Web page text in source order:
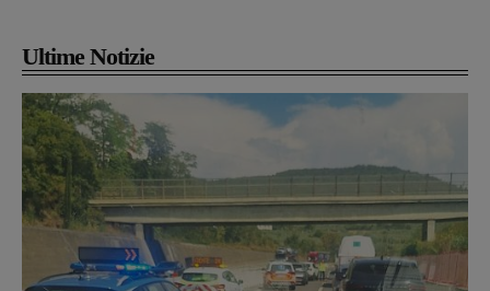
Ultime Notizie